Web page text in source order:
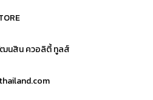
ฒนสิน ควอลิตี้ ทูลส์